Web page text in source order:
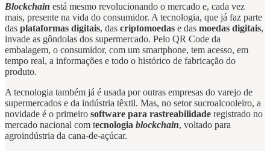
Blockchain está mesmo revolucionando o mercado e, cada vez
mais, presente na vida do consumidor. A tecnologia, que já faz parte
das plataformas digitais, das criptomoedas e das moedas digitais,
invade as gôndolas dos supermercado. Pelo QR Code da
embalagem, o consumidor, com um smartphone, tem acesso, em
tempo real, a informações e todo o histórico de fabricação do
produto.
A tecnologia também já é usada por outras empresas do varejo de
supermercados e da indústria têxtil. Mas, no setor sucroalcooleiro, a
novidade é o primeiro software para rastreabilidade registrado no
mercado nacional com tecnologia blockchain, voltado para
agroindústria da cana-de-açúcar.